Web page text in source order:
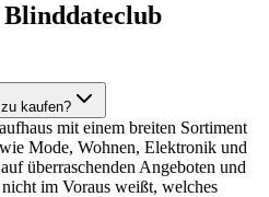
kaufen?
mit einem breiten Sortiment
Mode, Wohnen, Elektronik und
überraschenden Angeboten und
im Voraus weißt, welches